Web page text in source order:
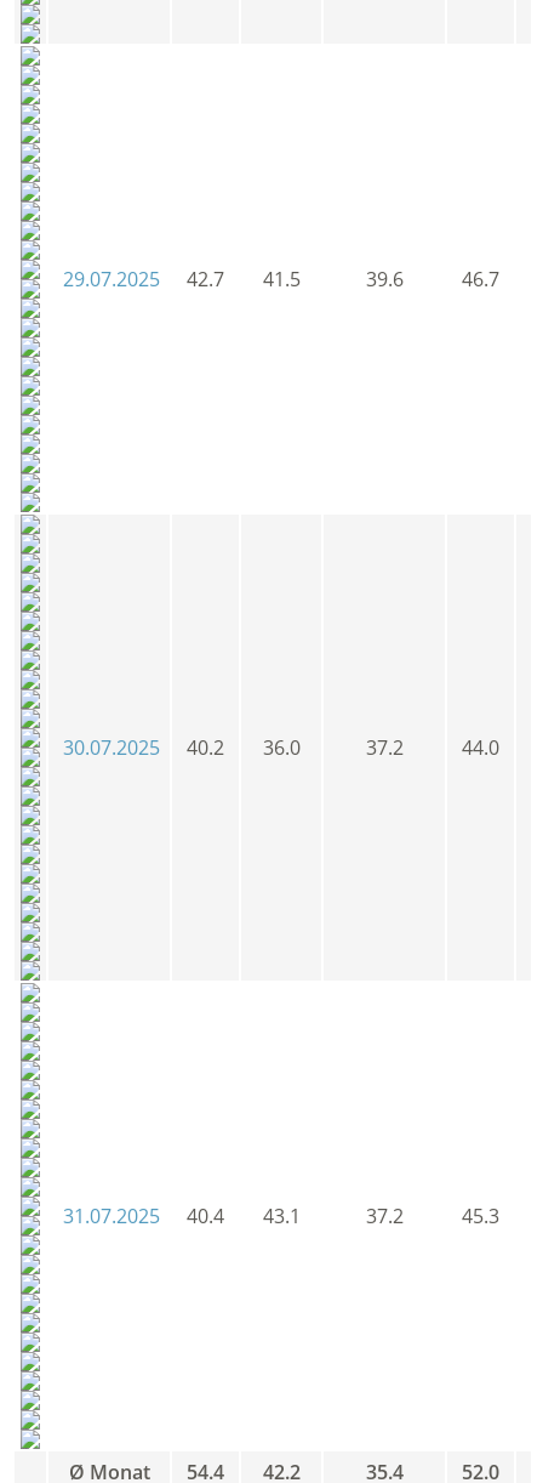
29.07.2025 42.7 41.5 39.6 46.7
30.07.2025 40.2 36.0 37.2 44.0
31.07.2025 40.4 43.1 37.2 45.3
Ø Monat 54.4 42.2 35.4 52.0